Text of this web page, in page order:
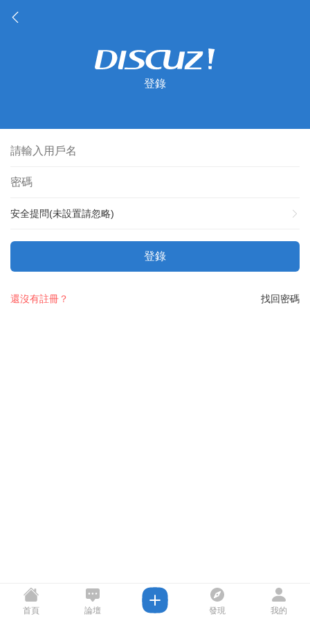
登錄
安全提問(未設置請忽略)
登錄
找回密碼
還沒有註冊？
首頁 論壇 發現 我的